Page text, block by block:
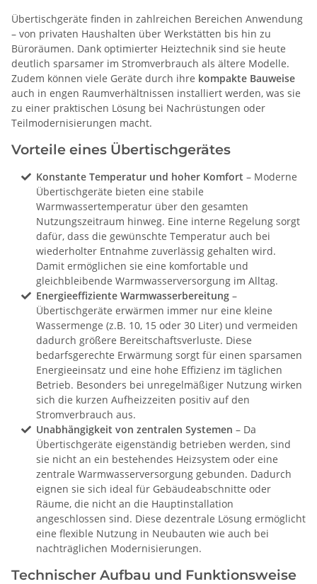
Übertischgeräte finden in zahlreichen Bereichen Anwendung
– von privaten Haushalten über Werkstätten bis hin zu
Büroräumen. Dank optimierter Heiztechnik sind sie heute
deutlich sparsamer im Stromverbrauch als ältere Modelle.
Zudem können viele Geräte durch ihre kompakte Bauweise
auch in engen Raumverhältnissen installiert werden, was sie
zu einer praktischen Lösung bei Nachrüstungen oder
Teilmodernisierungen macht.
Vorteile eines Übertischgerätes
Konstante Temperatur und hoher Komfort – Moderne
Übertischgeräte bieten eine stabile
Warmwassertemperatur über den gesamten
Nutzungszeitraum hinweg. Eine interne Regelung sorgt
dafür, dass die gewünschte Temperatur auch bei
wiederholter Entnahme zuverlässig gehalten wird.
Damit ermöglichen sie eine komfortable und
gleichbleibende Warmwasserversorgung im Alltag.
Energieeffiziente Warmwasserbereitung –
Übertischgeräte erwärmen immer nur eine kleine
Wassermenge (z.B. 10, 15 oder 30 Liter) und vermeiden
dadurch größere Bereitschaftsverluste. Diese
bedarfsgerechte Erwärmung sorgt für einen sparsamen
Energieeinsatz und eine hohe Effizienz im täglichen
Betrieb. Besonders bei unregelmäßiger Nutzung wirken
sich die kurzen Aufheizzeiten positiv auf den
Stromverbrauch aus.
Unabhängigkeit von zentralen Systemen – Da
Übertischgeräte eigenständig betrieben werden, sind
sie nicht an ein bestehendes Heizsystem oder eine
zentrale Warmwasserversorgung gebunden. Dadurch
eignen sie sich ideal für Gebäudeabschnitte oder
Räume, die nicht an die Hauptinstallation
angeschlossen sind. Diese dezentrale Lösung ermöglicht
eine flexible Nutzung in Neubauten wie auch bei
nachträglichen Modernisierungen.
Technischer Aufbau und Funktionsweise